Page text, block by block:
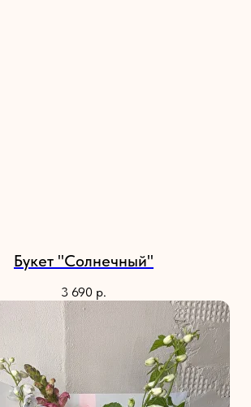
Букет "Солнечный"
3 690 р.